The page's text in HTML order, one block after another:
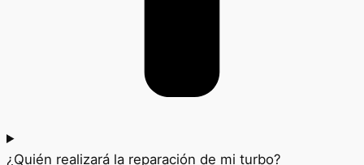
¿Quién realizará la reparación de mi turbo?